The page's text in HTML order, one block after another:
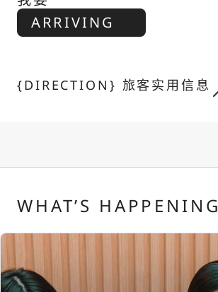
ARRIVING
{DIRECTION} 旅客实用信息
WHAT’S HAPPENING